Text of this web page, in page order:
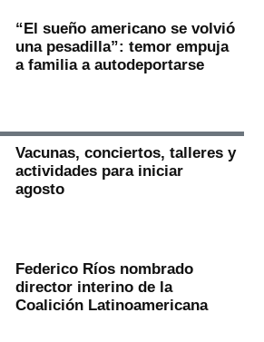
“El sueño americano se volvió
una pesadilla”: temor empuja
a familia a autodeportarse
Vacunas, conciertos, talleres y
actividades para iniciar
agosto
Federico Ríos nombrado
director interino de la
Coalición Latinoamericana